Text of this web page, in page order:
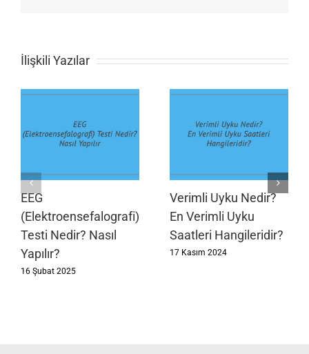
İlişkili Yazılar
EEG
(Elektroensefalografi)
Testi Nedir? Nasıl
Yapılır?
16 Şubat 2025
Verimli Uyku Nedir?
En Verimli Uyku
Saatleri Hangileridir?
17 Kasım 2024